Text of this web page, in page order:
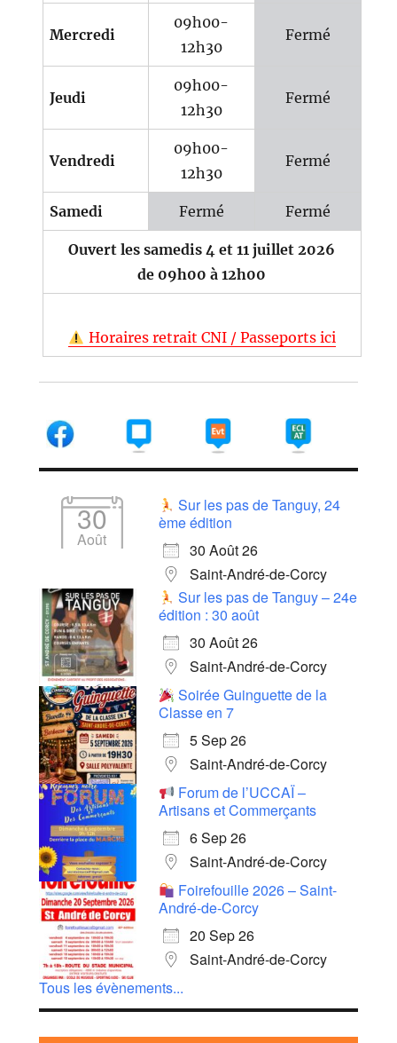
Mercredi
09h00-
12h30
Fermé
Jeudi
09h00-
12h30
Fermé
Vendredi
09h00-
12h30
Fermé
Samedi Fermé Fermé
Ouvert les samedis 4 et 11 juillet 2026
de 09h00 à 12h00
Horaires retrait CNI / Passeports ici
30
Août
Sur les pas de Tanguy, 24
ème édition
30 Août 26
Saint-André-de-Corcy
Sur les pas de Tanguy – 24e
édition : 30 août
30 Août 26
Saint-André-de-Corcy
Soirée Guinguette de la
Classe en 7
5 Sep 26
Saint-André-de-Corcy
Forum de l’UCCAÏ –
Artisans et Commerçants
6 Sep 26
Saint-André-de-Corcy
Foirefouille 2026 – Saint-
André-de-Corcy
20 Sep 26
Saint-André-de-Corcy
Tous les évènements...